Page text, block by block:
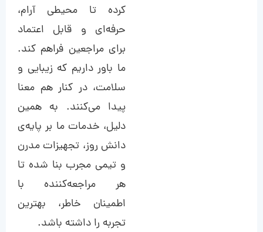
کرده تا محیطی آرام،
حرفه‌ای و قابل اعتماد
برای مراجعین فراهم کند.
ما باور داریم که زیبایی و
سلامت، در کنار هم معنا
پیدا می‌کنند. به همین
دلیل، خدمات ما بر پایه‌ی
دانش روز، تجهیزات مدرن
و تیمی مجرب بنا شده تا
هر مراجعه‌کننده با
اطمینان خاطر، بهترین
تجربه را داشته باشد.